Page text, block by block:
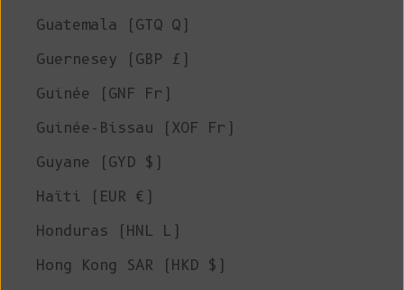
Guatemala (GTQ Q)
Guernesey (GBP £)
Guinée (GNF Fr)
Guinée-Bissau (XOF Fr)
Guyane (GYD $)
Haïti (EUR €)
Honduras (HNL L)
Hong Kong SAR (HKD $)